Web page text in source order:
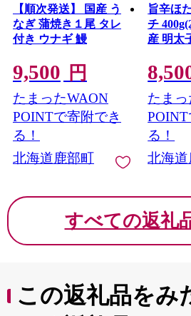
【順次発送】 国産 う
なぎ 蒲焼き１尾 タレ
付き ウナギ 鰻
9,500 円
たまったWAON
POINTで寄附でき
る！
北海道鹿部町
旨辛ほ
チ
産 明太
たま
POINT
る！
北海
すべての返礼
この返礼品をみ